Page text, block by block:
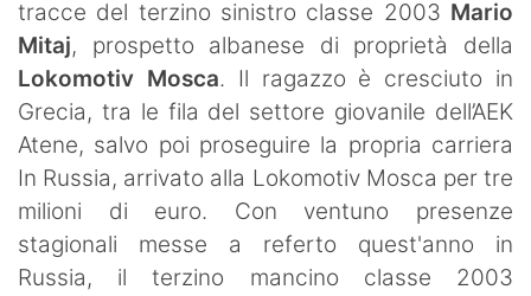
tracce del terzino sinistro classe 2003 Mario
Mitaj, prospetto albanese di proprietà della
Lokomotiv Mosca. Il ragazzo è cresciuto in
Grecia, tra le fila del settore giovanile dell’AEK
Atene, salvo poi proseguire la propria carriera
In Russia, arrivato alla Lokomotiv Mosca per tre
milioni di euro. Con ventuno presenze
stagionali messe a referto quest'anno in
Russia, il terzino mancino classe 2003